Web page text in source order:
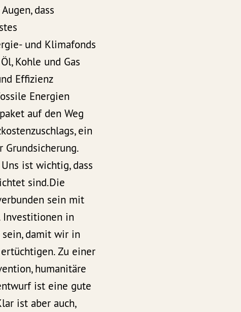
dass
und Klimafonds
Kohle und Gas
Effizienz
Energien
auf den Weg
ein
ist wichtig, dass
sind.Die
sein mit
Investitionen in
damit wir in
Zu einer
humanitäre
ist eine gute
ist aber auch,